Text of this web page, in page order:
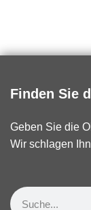
Finden Sie
Geben Sie die
Wir schlagen